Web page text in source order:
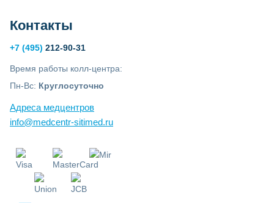
Контакты
+7 (495) 212-90-31
Время работы колл-центра:
Пн-Вс: Круглосуточно
Адреса медцентров
info@medcentr-sitimed.ru